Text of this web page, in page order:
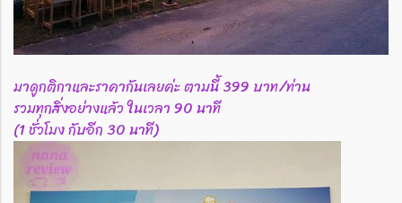
มาดูกติกาและราคากันเลยค่ะ ตามนี้ 399 บาท/ท่าน
รวมทุกสิ่งอย่างแล้ว ในเวลา 90 นาที
(1 ชั่วโมง กับอีก 30 นาที)